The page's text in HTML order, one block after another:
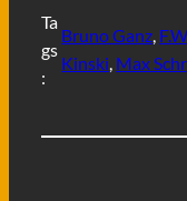
Ta
gs
:
Bruno Ganz,
Kinski, Max